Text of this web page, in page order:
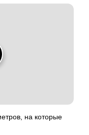
на которые